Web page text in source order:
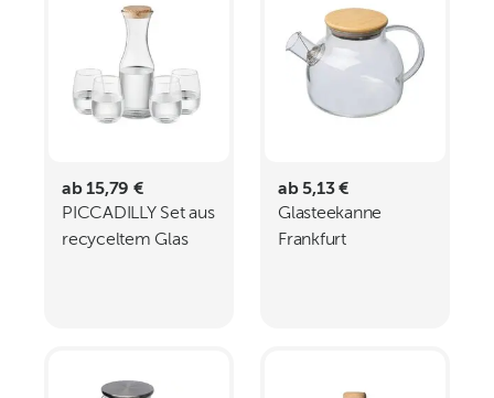
ab 15,79 €
PICCADILLY Set aus
recyceltem Glas
ab 5,13 €
Glasteekanne
Frankfurt